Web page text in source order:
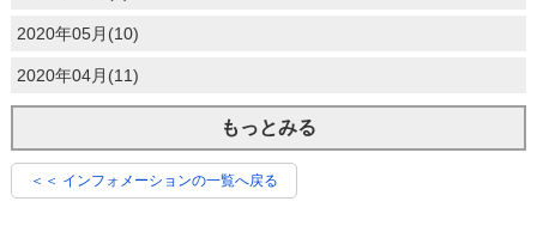
2020年05月(10)
2020年04月(11)
もっとみる
＜＜ インフォメーションの一覧へ戻る